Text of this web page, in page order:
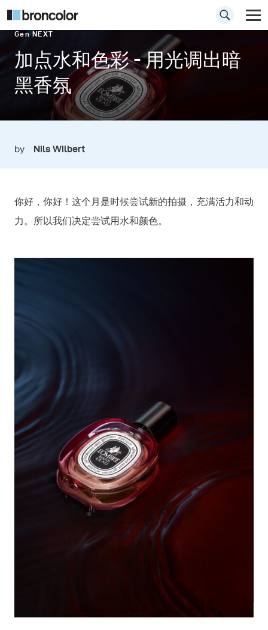
Gen NEXT
加点水和色彩 - 用光调出暗
黑香氛
by Nils Wilbert
你好，你好！这个月是时候尝试新的拍摄，充满活力和动
力。所以我们决定尝试用水和颜色。